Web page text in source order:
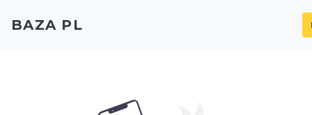
BAZA PL